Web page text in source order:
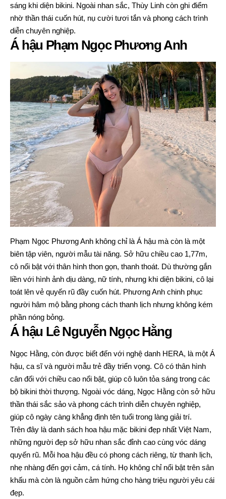
sáng khi diện bikini. Ngoài nhan sắc, Thùy Linh còn ghi điểm
nhờ thần thái cuốn hút, nụ cười tươi tắn và phong cách trình
diễn chuyên nghiệp.
Á hậu Phạm Ngọc Phương Anh
Phạm Ngọc Phương Anh không chỉ là Á hậu mà còn là một
biên tập viên, người mẫu tài năng. Sở hữu chiều cao 1,77m,
cô nổi bật với thân hình thon gọn, thanh thoát. Dù thường gắn
liền với hình ảnh dịu dàng, nữ tính, nhưng khi diện bikini, cô lại
toát lên vẻ quyến rũ đầy cuốn hút. Phương Anh chinh phục
người hâm mộ bằng phong cách thanh lịch nhưng không kém
phần nóng bỏng.
Á hậu Lê Nguyễn Ngọc Hằng
Ngọc Hằng, còn được biết đến với nghệ danh HERA, là một Á
hậu, ca sĩ và người mẫu trẻ đầy triển vọng. Cô có thân hình
cân đối với chiều cao nổi bật, giúp cô luôn tỏa sáng trong các
bộ bikini thời thượng. Ngoài vóc dáng, Ngọc Hằng còn sở hữu
thần thái sắc sảo và phong cách trình diễn chuyên nghiệp,
giúp cô ngày càng khẳng định tên tuổi trong làng giải trí.
Trên đây là danh sách hoa hậu mặc bikini đẹp nhất Việt Nam,
những người đẹp sở hữu nhan sắc đỉnh cao cùng vóc dáng
quyến rũ. Mỗi hoa hậu đều có phong cách riêng, từ thanh lịch,
nhẹ nhàng đến gợi cảm, cá tính. Họ không chỉ nổi bật trên sân
khấu mà còn là nguồn cảm hứng cho hàng triệu người yêu cái
đẹp.